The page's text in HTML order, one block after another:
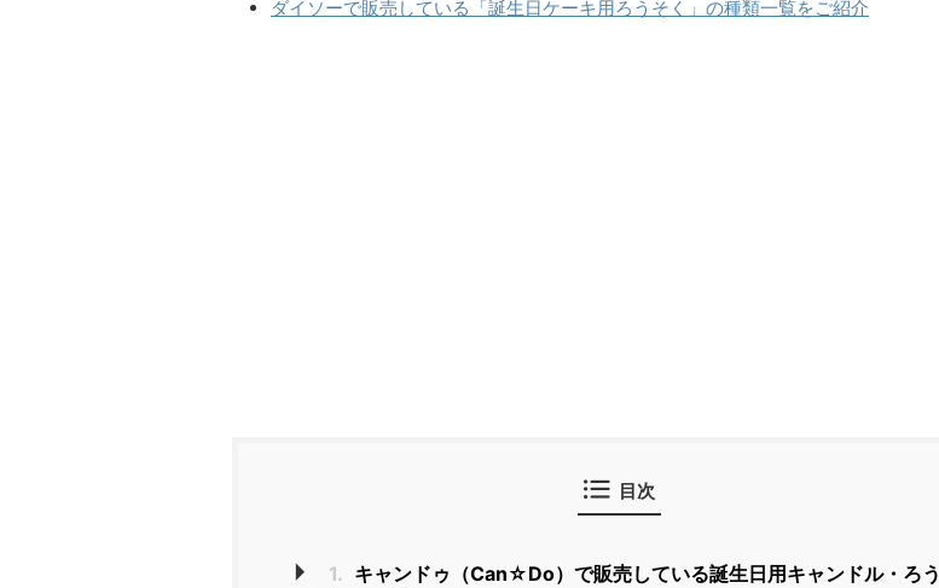
ダイソーで販売している「誕生日ケーキ用ろうそく」の種類一覧をご紹介
目次
1. キャンドゥ（Can☆Do）で販売している誕生日用キャンドル・ろう